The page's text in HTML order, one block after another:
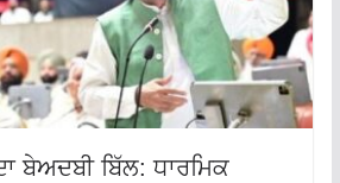
ਬੇਅਦਬੀ ਬਿੱਲ: ਧਾਰਮਿਕ